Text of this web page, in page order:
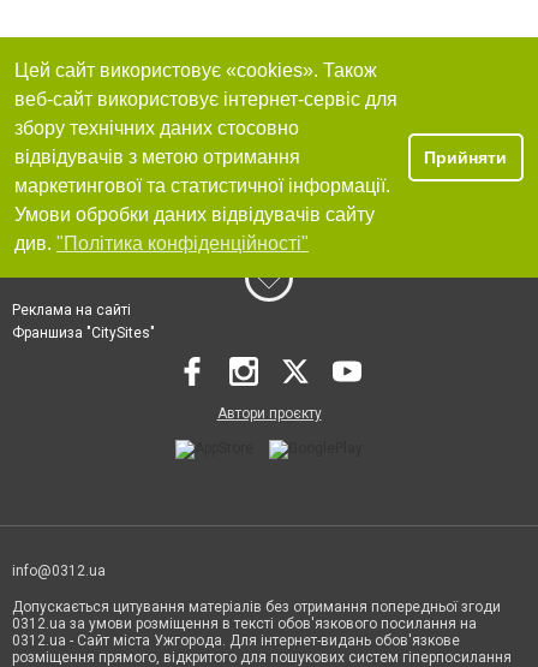
Цей сайт використовує «cookies». Також
веб-сайт використовує інтернет-сервіс для
збору технічних даних стосовно
відвідувачів з метою отримання
маркетингової та статистичної інформації.
Умови обробки даних відвідувачів сайту
див. "Політика конфіденційності"
Прийняти
Реклама на сайті
Франшиза "CitySites"
Автори проєкту
info@0312.ua
Допускається цитування матеріалів без отримання попередньої згоди
0312.ua за умови розміщення в тексті обов'язкового посилання на
0312.ua - Сайт міста Ужгорода. Для інтернет-видань обов'язкове
розміщення прямого, відкритого для пошукових систем гіперпосилання